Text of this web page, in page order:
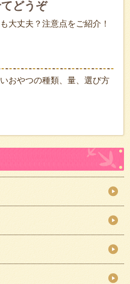
どうぞ
大丈夫？注意点をご紹介！
おやつの種類、量、選び方